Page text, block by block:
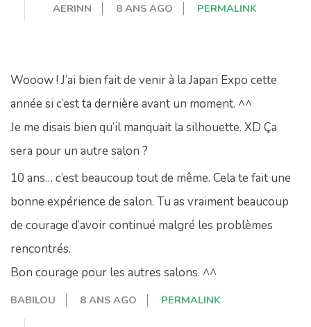
AERINN 8 ANS AGO PERMALINK
Wooow ! J’ai bien fait de venir à la Japan Expo cette
année si c’est ta dernière avant un moment. ^^
Je me disais bien qu’il manquait la silhouette. XD Ça
sera pour un autre salon ?
10 ans… c’est beaucoup tout de même. Cela te fait une
bonne expérience de salon. Tu as vraiment beaucoup
de courage d’avoir continué malgré les problèmes
rencontrés.
Bon courage pour les autres salons. ^^
BABILOU 8 ANS AGO PERMALINK